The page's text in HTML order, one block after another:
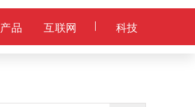
产品 互联网 科技